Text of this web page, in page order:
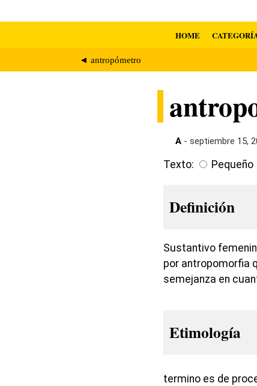
HOME
◄ antropómetro
A - septiembre 15,
Texto: Pequeño
Definición
Sustantivo
por antropomorfia
semejanza en
Etimología
termino es de